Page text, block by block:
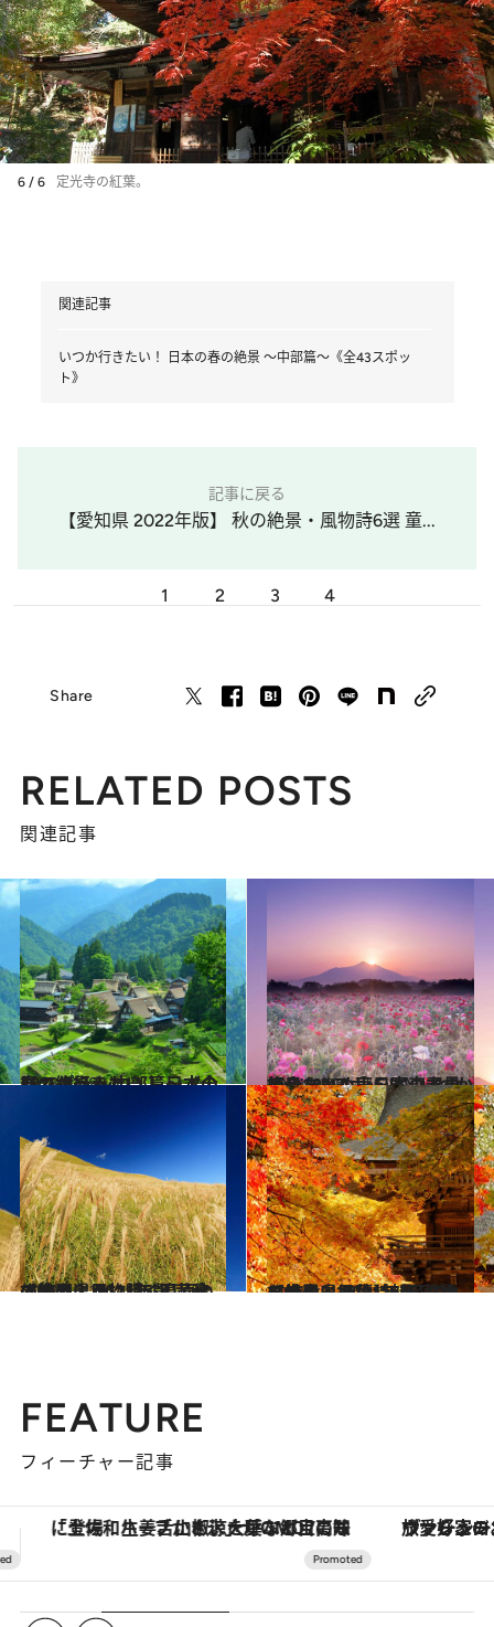
6 / 6 定光寺の紅葉。
関連記事
いつか行きたい！ 日本の春の絶景 ～中部篇～《全43スポッ
ト》
記事に戻る
【愛知県 2022年版】 秋の絶景・風物詩6選 童...
1 2 3 4
Share
RELATED POSTS
関連記事
2021.4.28
いつか行きたい！ 日本の春の絶景 ～中部篇～《全43スポット》
旅＆お出かけ 2021.4.25
《全101スポット》いつか行きたい！東日本の春の絶景まとめ①を写真で見る
旅＆お出かけ
2021.10.16
【静岡県 2021年版】 秋の絶景・風物詩5選 黄金の海のように輝く高原のすすき
旅＆お出かけ 2021.10.15
【岐阜県 2021年版】 秋の絶景・風物詩5選 華麗な社殿と紅葉に魅了される光景
旅＆お出かけ
FEATURE
フィーチャー記事
ヴァシュロン・コンスタンタン「オーヴァーシーズ・オートマティック」。旅愛好家のお気に入りコレクションから、ジェンダーレスな新作が登場 【銀座で出合う最旬美容】美髪ケアや上質